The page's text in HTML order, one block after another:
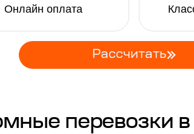
Онлайн оплата
Рассчитать
перевозки